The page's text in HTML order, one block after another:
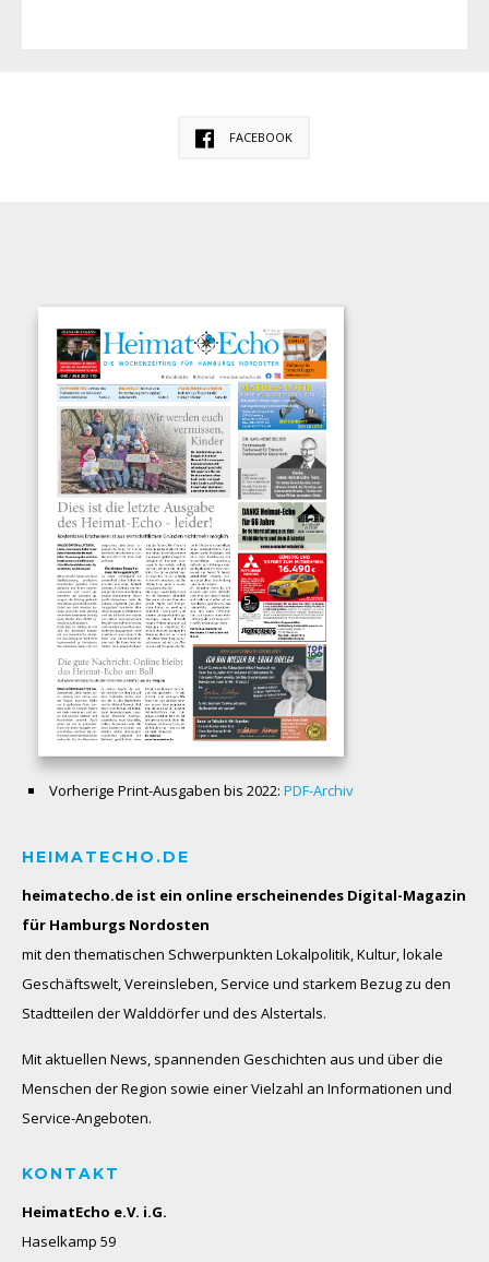
FACEBOOK
Vorherige Print-Ausgaben bis 2022: PDF-Archiv
HEIMATECHO.DE
heimatecho.de ist ein online erscheinendes Digital-Magazin
für Hamburgs Nordosten
mit den thematischen Schwerpunkten Lokalpolitik, Kultur, lokale
Geschäftswelt, Vereinsleben, Service und starkem Bezug zu den
Stadtteilen der Walddörfer und des Alstertals.
Mit aktuellen News, spannenden Geschichten aus und über die
Menschen der Region sowie einer Vielzahl an Informationen und
Service-Angeboten.
KONTAKT
HeimatEcho e.V. i.G.
Haselkamp 59